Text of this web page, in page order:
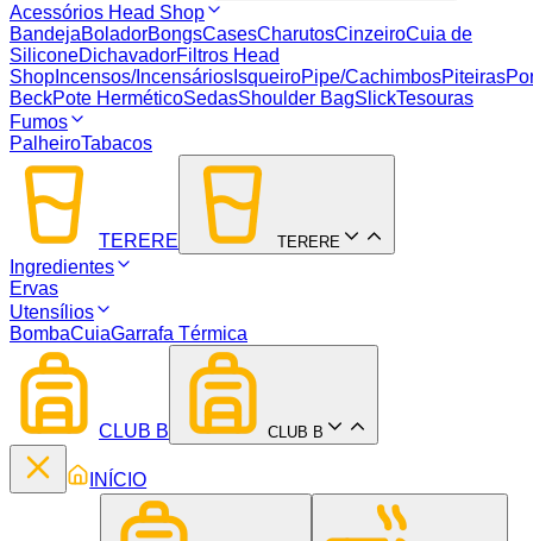
Acessórios Head Shop
BandejaBoladorBongsCasesCharutosCinzeiroCuia de
SiliconeDichavadorFiltros Head
Shop Incensos/Incensários IsqueiroPipe/CachimbosPiteiras
BeckPote HerméticoSedasShoulder BagSlickTesouras
Fumos
PalheiroTabacos
TERERE TERERE
Ingredientes
Ervas
Utensílios
BombaCuiaGarrafa Térmica
CLUB B CLUB B
INÍCIO